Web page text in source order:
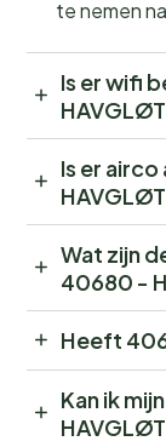
te nemen
Is er wifi
Is er
Wat zijn
40680 -
Heeft
Kan ik